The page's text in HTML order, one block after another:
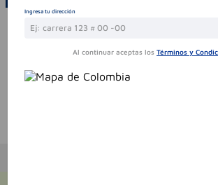
Por favor, inicie sesión para escribir
Sin comentarios.
Ingresa tu dirección
Al continuar aceptas los Términos y